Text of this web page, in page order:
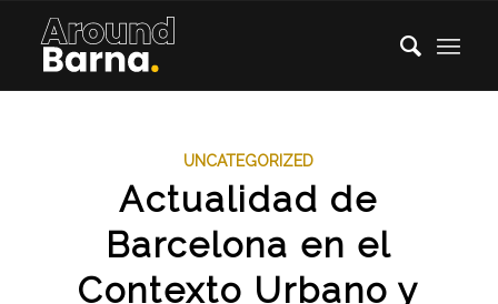
UNCATEGORIZED
Actualidad de
Barcelona en el
Contexto Urbano y